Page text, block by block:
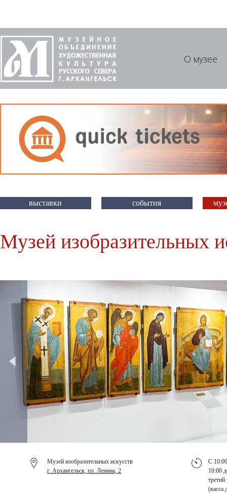
О музее
выставки события
Музей изобразительных
Музей изобразительных искусств
г. Архангельск, пл. Ленина, 2
С
10:00
(касса